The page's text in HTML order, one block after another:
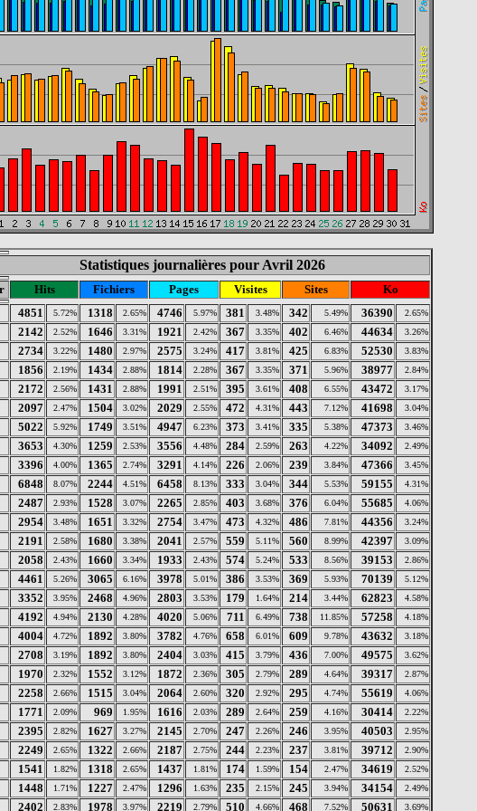
Statistiques journalières pour Avril 2026
Hits Fichiers Pages Visites Sites
Ko
4851 5.72% 1318 2.65% 4746 5.97% 381 3.48% 342 5.49% 36390 2.65%
2142 2.52% 1646 3.31% 1921 2.42% 367 3.35% 402 6.46% 44634 3.26%
2734 3.22% 1480 2.97% 2575 3.24% 417 3.81% 425 6.83% 52530 3.83%
1856 2.19% 1434 2.88% 1814 2.28% 367 3.35% 371 5.96% 38977 2.84%
2172 2.56% 1431 2.88% 1991 2.51% 395 3.61% 408 6.55% 43472 3.17%
2097 2.47% 1504 3.02% 2029 2.55% 472 4.31% 443 7.12% 41698 3.04%
5022 5.92% 1749 3.51% 4947 6.23% 373 3.41% 335 5.38% 47373 3.46%
3653 4.30% 1259 2.53% 3556 4.48% 284 2.59% 263 4.22% 34092 2.49%
3396 4.00% 1365 2.74% 3291 4.14% 226 2.06% 239 3.84% 47366 3.45%
6848 8.07% 2244 4.51% 6458 8.13% 333 3.04% 344 5.53% 59155 4.31%
2487 2.93% 1528 3.07% 2265 2.85% 403 3.68% 376 6.04% 55685 4.06%
2954 3.48% 1651 3.32% 2754 3.47% 473 4.32% 486 7.81% 44356 3.24%
2191 2.58% 1680 3.38% 2041 2.57% 559 5.11% 560 8.99% 42397 3.09%
2058 2.43% 1660 3.34% 1933 2.43% 574 5.24% 533 8.56% 39153 2.86%
4461 5.26% 3065 6.16% 3978 5.01% 386 3.53% 369 5.93% 70139 5.12%
3352 3.95% 2468 4.96% 2803 3.53% 179 1.64% 214 3.44% 62823 4.58%
4192 4.94% 2130 4.28% 4020 5.06% 711 6.49% 738 11.85% 57258 4.18%
4004 4.72% 1892 3.80% 3782 4.76% 658 6.01% 609 9.78% 43632 3.18%
2708 3.19% 1892 3.80% 2404 3.03% 415 3.79% 436 7.00% 49575 3.62%
1970 2.32% 1552 3.12% 1872 2.36% 305 2.79% 289 4.64% 39317 2.87%
2258 2.66% 1515 3.04% 2064 2.60% 320 2.92% 295 4.74% 55619 4.06%
1771 2.09% 969 1.95% 1616 2.03% 289 2.64% 259 4.16% 30414 2.22%
2395 2.82% 1627 3.27% 2145 2.70% 247 2.26% 246 3.95% 40503 2.95%
2249 2.65% 1322 2.66% 2187 2.75% 244 2.23% 237 3.81% 39712 2.90%
1541 1.82% 1318 2.65% 1437 1.81% 174 1.59% 154 2.47% 34619 2.52%
1448 1.71% 1227 2.47% 1296 1.63% 235 2.15% 245 3.94% 34154 2.49%
2402 2.83% 1978 3.97% 2219 2.79% 510 4.66% 468 7.52% 50631 3.69%